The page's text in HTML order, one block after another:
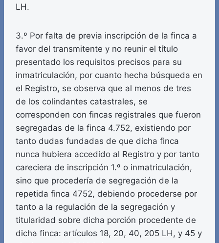
LH.
3.º Por falta de previa inscripción de la finca a
favor del transmitente y no reunir el título
presentado los requisitos precisos para su
inmatriculación, por cuanto hecha búsqueda en
el Registro, se observa que al menos de tres
de los colindantes catastrales, se
corresponden con fincas registrales que fueron
segregadas de la finca 4.752, existiendo por
tanto dudas fundadas de que dicha finca
nunca hubiera accedido al Registro y por tanto
careciera de inscripción 1.º o inmatriculación,
sino que procedería de segregación de la
repetida finca 4752, debiendo procederse por
tanto a la regulación de la segregación y
titularidad sobre dicha porción procedente de
dicha finca: artículos 18, 20, 40, 205 LH, y 45 y